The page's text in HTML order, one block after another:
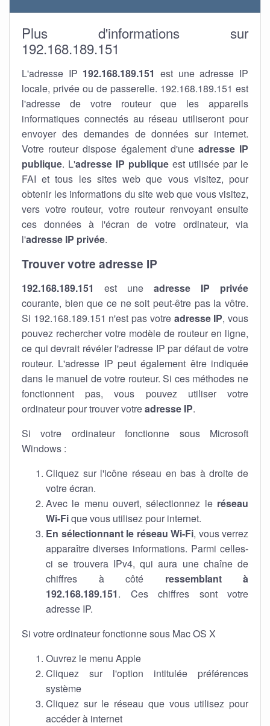
Plus d'informations sur
192.168.189.151
L'adresse IP 192.168.189.151 est une adresse IP
locale, privée ou de passerelle. 192.168.189.151 est
l'adresse de votre routeur que les appareils
informatiques connectés au réseau utiliseront pour
envoyer des demandes de données sur internet.
Votre routeur dispose également d'une adresse IP
publique. L'adresse IP publique est utilisée par le
FAI et tous les sites web que vous visitez, pour
obtenir les informations du site web que vous visitez,
vers votre routeur, votre routeur renvoyant ensuite
ces données à l'écran de votre ordinateur, via
l'adresse IP privée.
Trouver votre adresse IP
192.168.189.151 est une adresse IP privée
courante, bien que ce ne soit peut-être pas la vôtre.
Si 192.168.189.151 n'est pas votre adresse IP, vous
pouvez rechercher votre modèle de routeur en ligne,
ce qui devrait révéler l'adresse IP par défaut de votre
routeur. L'adresse IP peut également être indiquée
dans le manuel de votre routeur. Si ces méthodes ne
fonctionnent pas, vous pouvez utiliser votre
ordinateur pour trouver votreadresse IP.
Si votre ordinateur fonctionne sous Microsoft
Windows :
Cliquez sur l'icône réseau en bas à droite de
votre écran.
Avec le menu ouvert, sélectionnez le réseau
Wi-Fique vous utilisez pour internet.
En sélectionnant le réseau Wi-Fi, vous verrez
apparaître diverses informations. Parmi celles-
ci se trouvera IPv4, qui aura une chaîne de
chiffres à côté ressemblant à
192.168.189.151. Ces chiffres sont votre
adresse IP.
Si votre ordinateur fonctionne sous Mac OS X
Ouvrez le menu Apple
Cliquez sur l'option intitulée préférences
système
Cliquez sur le réseau que vous utilisez pour
accéder à internet